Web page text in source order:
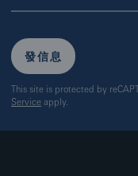
發信息
This site is protected by
Service apply.